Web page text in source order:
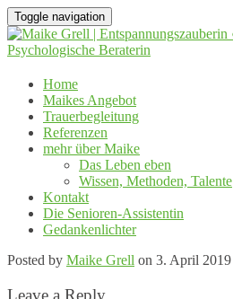
Toggle navigation
Home
Maikes Angebot
Trauerbegleitung
Referenzen
mehr über Maike
Das Leben eben
Wissen, Methoden, Talente
Kontakt
Die Senioren-Assistentin
Gedankenlichter
Posted by Maike Grell on 3. April 2019
Leave a Reply